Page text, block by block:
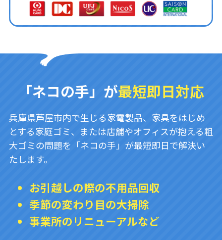
「ネコの手」が最短即日対応
兵庫県芦屋市内で生じる家電製品、家具をはじめ
とする家庭ゴミ、または店舗やオフィスが抱える粗
大ゴミの問題を「ネコの手」が最短即日で解決い
たします。
お引越しの際の不用品回収
季節の変わり目の大掃除
事業所のリニューアルなど